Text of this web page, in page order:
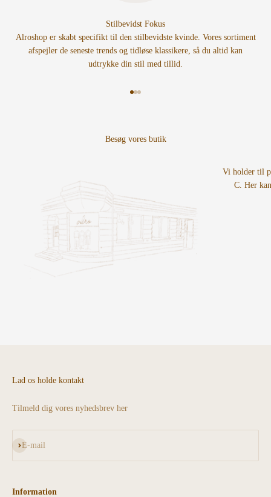
Stilbevidst Fokus
Alroshop er skabt specifikt til den stilbevidste kvinde. Vores sortiment
afspejler de seneste trends og tidløse klassikere, så du altid kan
udtrykke din stil med tillid.
Vi holder til
C. Her
Lad os holde kontakt
Tilmeld dig vores nyhedsbrev her
E-mail
Abonnér
Information